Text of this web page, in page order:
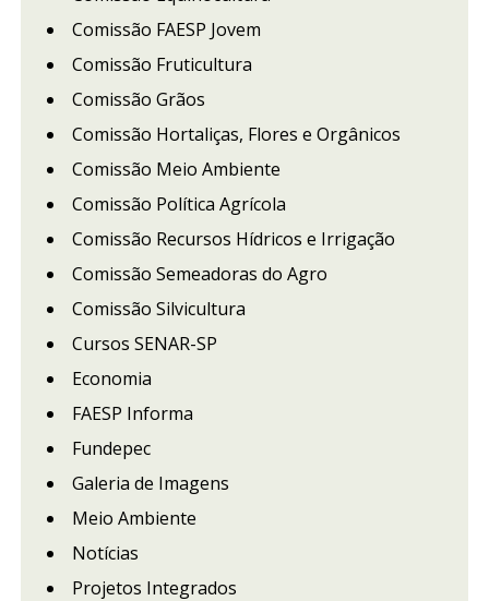
Comissão FAESP Jovem
Comissão Fruticultura
Comissão Grãos
Comissão Hortaliças, Flores e Orgânicos
Comissão Meio Ambiente
Comissão Política Agrícola
Comissão Recursos Hídricos e Irrigação
Comissão Semeadoras do Agro
Comissão Silvicultura
Cursos SENAR-SP
Economia
FAESP Informa
Fundepec
Galeria de Imagens
Meio Ambiente
Notícias
Projetos Integrados